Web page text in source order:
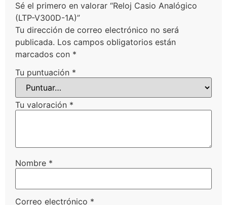
Sé el primero en valorar “Reloj Casio Analógico
(LTP-V300D-1A)”
Tu dirección de correo electrónico no será
publicada. Los campos obligatorios están
marcados con *
Tu puntuación *
Tu valoración *
Nombre *
Correo electrónico *